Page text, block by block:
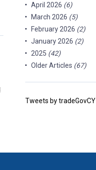
April 2026 (6)
March 2026 (5)
February 2026 (2)
January 2026 (2)
2025 (42)
Older Articles (67)
Tweets by tradeGovCY